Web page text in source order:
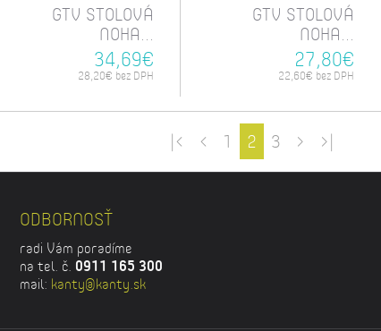
GTV STOLOVÁ
NOHA...
34,69€
28,20€ bez DPH
GTV STOLOVÁ
NOHA...
27,80€
22,60€ bez DPH
|< < 1 2 3 > >|
ODBORNOSŤ
radi Vám poradíme
na tel. č. 0911 165 300
mail: kanty@kanty.sk